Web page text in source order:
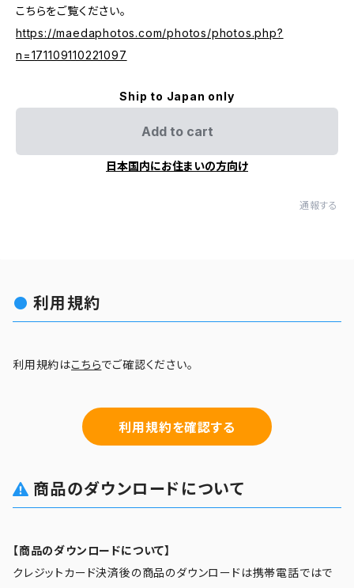
こちらをご覧ください。
https://maedaphotos.com/photos/photos.php?
n=171109110221097
Ship to Japan only
Add to cart
日本国内にお住まいの方向け
通報する
利用規約
利用規約はこちらでご確認ください。
利用規約を確認する
商品のダウンロードについて
【商品のダウンロードについて】
クレジットカード決済後の商品のダウンロードは携帯電話ではで